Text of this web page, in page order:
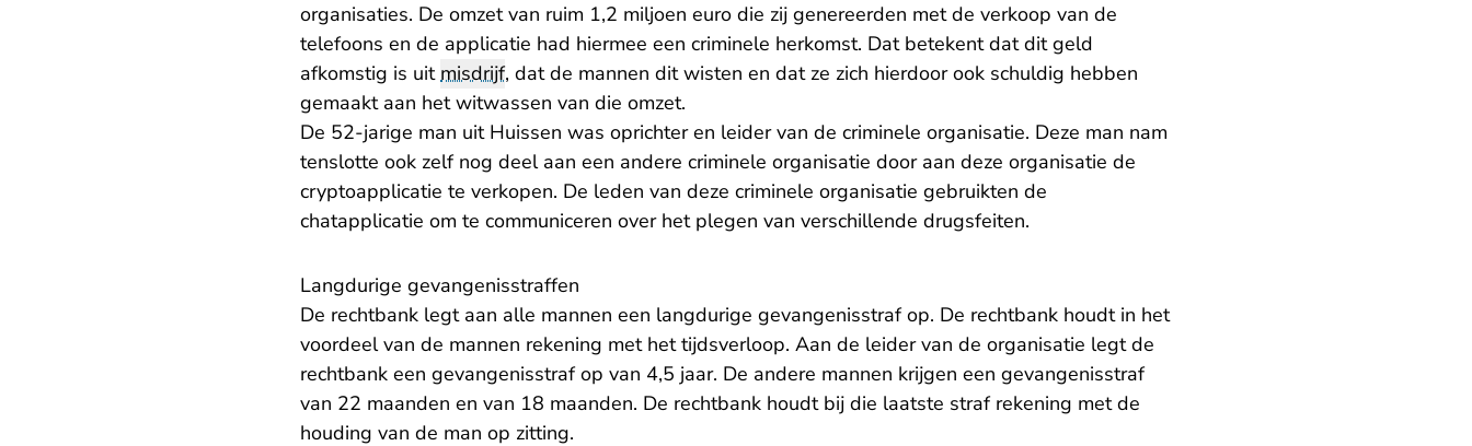
organisaties. De omzet van ruim 1,2 miljoen euro die zij genereerden met de verkoop van de
telefoons en de applicatie had hiermee een criminele herkomst. Dat betekent dat dit geld
afkomstig is uitmisdrijf, dat de mannen dit wisten en dat ze zich hierdoor ook schuldig hebben
gemaakt aan het witwassen van die omzet.
De 52-jarige man uit Huissen was oprichter en leider van de criminele organisatie. Deze man nam
tenslotte ook zelf nog deel aan een andere criminele organisatie door aan deze organisatie de
cryptoapplicatie te verkopen. De leden van deze criminele organisatie gebruikten de
chatapplicatie om te communiceren over het plegen van verschillende drugsfeiten.
Langdurige gevangenisstraffen
De rechtbank legt aan alle mannen een langdurige gevangenisstraf op. De rechtbank houdt in het
voordeel van de mannen rekening met het tijdsverloop. Aan de leider van de organisatie legt de
rechtbank een gevangenisstraf op van 4,5 jaar. De andere mannen krijgen een gevangenisstraf
van 22 maanden en van 18 maanden. De rechtbank houdt bij die laatste straf rekening met de
houding van de man op zitting.